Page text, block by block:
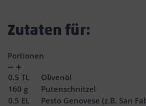
Zutaten für:
Portionen
Verringern
Zunahme
0.5 TL
Olivenöl
160 g
Putenschnitzel
0.5 EL
Pesto Genovese (z.B. San